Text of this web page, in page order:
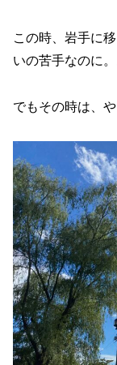
この時、岩手に
いの苦手なのに。
でもその時は、